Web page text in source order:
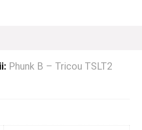
Phunk B – Tricou TSLT2